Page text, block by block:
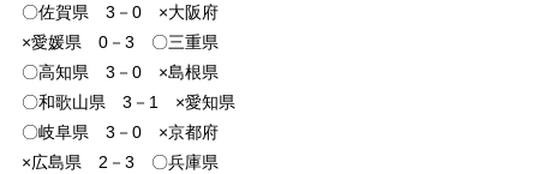
〇佐賀県 3－0 ×大阪府
×愛媛県 0－3 〇三重県
〇高知県 3－0 ×島根県
〇和歌山県 3－1 ×愛知県
〇岐阜県 3－0 ×京都府
×広島県 2－3 〇兵庫県